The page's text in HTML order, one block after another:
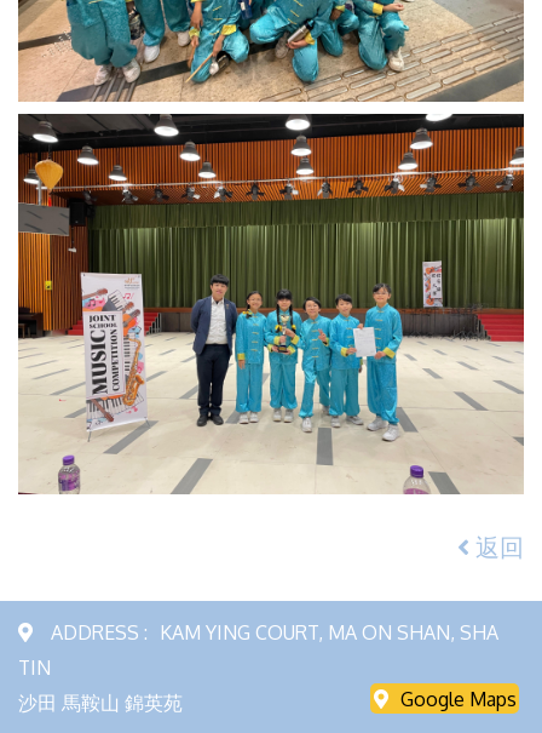
返回
ADDRESS : KAM YING COURT, MA ON SHAN, SHA
TIN
沙田 馬鞍山 錦英苑
Google Maps